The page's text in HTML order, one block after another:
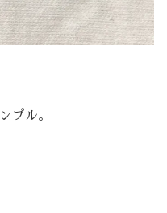
プル。